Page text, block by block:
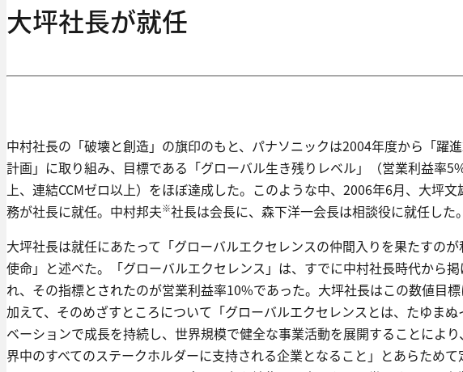
大坪社長が就任
中村社長の「破壊と創造」の旗印のもと、パナソニックは2004年度から「躍
計画」に取り組み、目標である「グローバル生き残りレベル」（営業利益率
上、連結CCMゼロ以上）をほぼ達成した。このような中、2006年6月、大坪文
務が社長に就任。中村邦夫※社長は会長に、森下洋一会長は相談役に就任した。
大坪社長は就任にあたって「グローバルエクセレンスの仲間入りを果たすのが
使命」と述べた。「グローバルエクセレンス」は、すでに中村社長時代から掲
れ、その指標とされたのが営業利益率10%であった。大坪社長はこの数値目
加えて、そのめざすところについて「グローバルエクセレンスとは、たゆまぬ
ベーションで成長を持続し、世界規模で健全な事業活動を展開することにより
界中のすべてのステークホルダーに支持される企業となること」とあらためて